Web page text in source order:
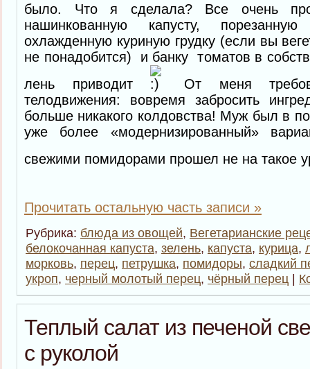
было. Что я сделала? Все очень
нашинкованную капусту,
охлажденную куриную грудку (если вы
не понадобится) и банку томатов в
лень приводит
От меня
телодвижения: вовремя забросить
больше никакого колдовства! Муж был в
уже более «модернизированный»
свежими помидорами прошел не на такое
Прочитать остальную часть записи »
Рубрика: блюда из овощей, Вегетарианские
белокочанная капуста, зелень, капуста, курица,
морковь, перец, петрушка, помидоры, сладкий
укроп, черный молотый перец, чёрный перец |
Теплый салат из печеной
с руколой